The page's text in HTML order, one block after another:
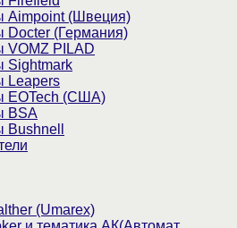
Aimpoint (Швеция)
Docter (Германия)
VOMZ PILAD
Sightmark
Leapers
EOTech (США)
BSA
Bushnell
(Umarex)